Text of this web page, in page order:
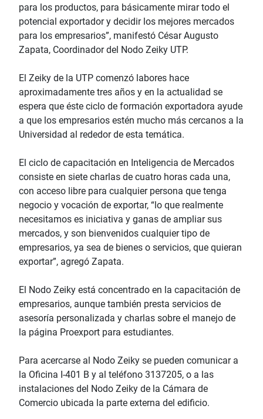
para los productos, para básicamente mirar todo el
potencial exportador y decidir los mejores mercados
para los empresarios”, manifestó César Augusto
Zapata, Coordinador del Nodo Zeiky UTP.
El Zeiky de la UTP comenzó labores hace
aproximadamente tres años y en la actualidad se
espera que éste ciclo de formación exportadora ayude
a que los empresarios estén mucho más cercanos a la
Universidad al rededor de esta temática.
El ciclo de capacitación en Inteligencia de Mercados
consiste en siete charlas de cuatro horas cada una,
con acceso libre para cualquier persona que tenga
negocio y vocación de exportar, “lo que realmente
necesitamos es iniciativa y ganas de ampliar sus
mercados, y son bienvenidos cualquier tipo de
empresarios, ya sea de bienes o servicios, que quieran
exportar”, agregó Zapata.
El Nodo Zeiky está concentrado en la capacitación de
empresarios, aunque también presta servicios de
asesoría personalizada y charlas sobre el manejo de
la página Proexport para estudiantes.
Para acercarse al Nodo Zeiky se pueden comunicar a
la Oficina I-401 B y al teléfono 3137205, o a las
instalaciones del Nodo Zeiky de la Cámara de
Comercio ubicada la parte externa del edificio.